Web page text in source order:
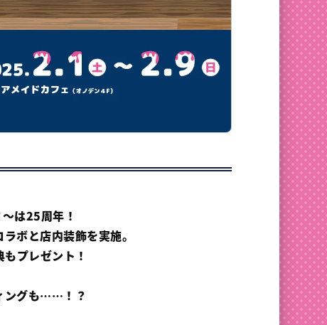
は25周年！
ラボと店内装飾を実施。
もプレゼント！
ングも……！？